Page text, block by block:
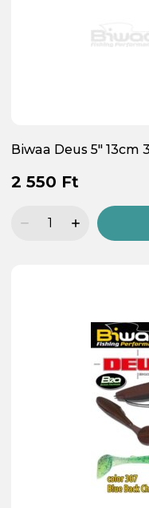
Biwaa Deus 5" 13cm
2 550 Ft